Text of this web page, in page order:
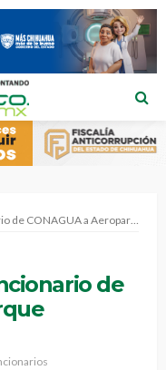
a Aeroparque Multimodal
de